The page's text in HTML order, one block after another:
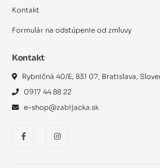
Kontakt
Formulár na odstúpenie od zmluvy
Kontakt
Rybničná 40/E, 831 07, Bratislava,
0917 44 88 22
e-shop@zabijacka.sk